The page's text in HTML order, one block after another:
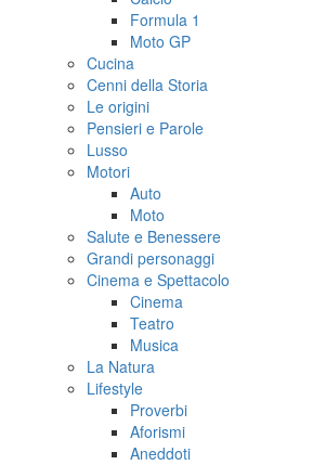
Formula 1
Moto GP
Cucina
Cenni della Storia
Le origini
Pensieri e Parole
Lusso
Motori
Auto
Moto
Salute e Benessere
Grandi personaggi
Cinema e Spettacolo
Cinema
Teatro
Musica
La Natura
Lifestyle
Proverbi
Aforismi
Aneddoti